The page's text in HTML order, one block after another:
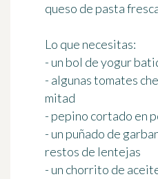
queso de pasta
Lo que necesitas:
- un bol de yogur
- algunas tomates
mitad
- pepino cortado en
- un puñado de
restos de lentejas
- un chorrito de